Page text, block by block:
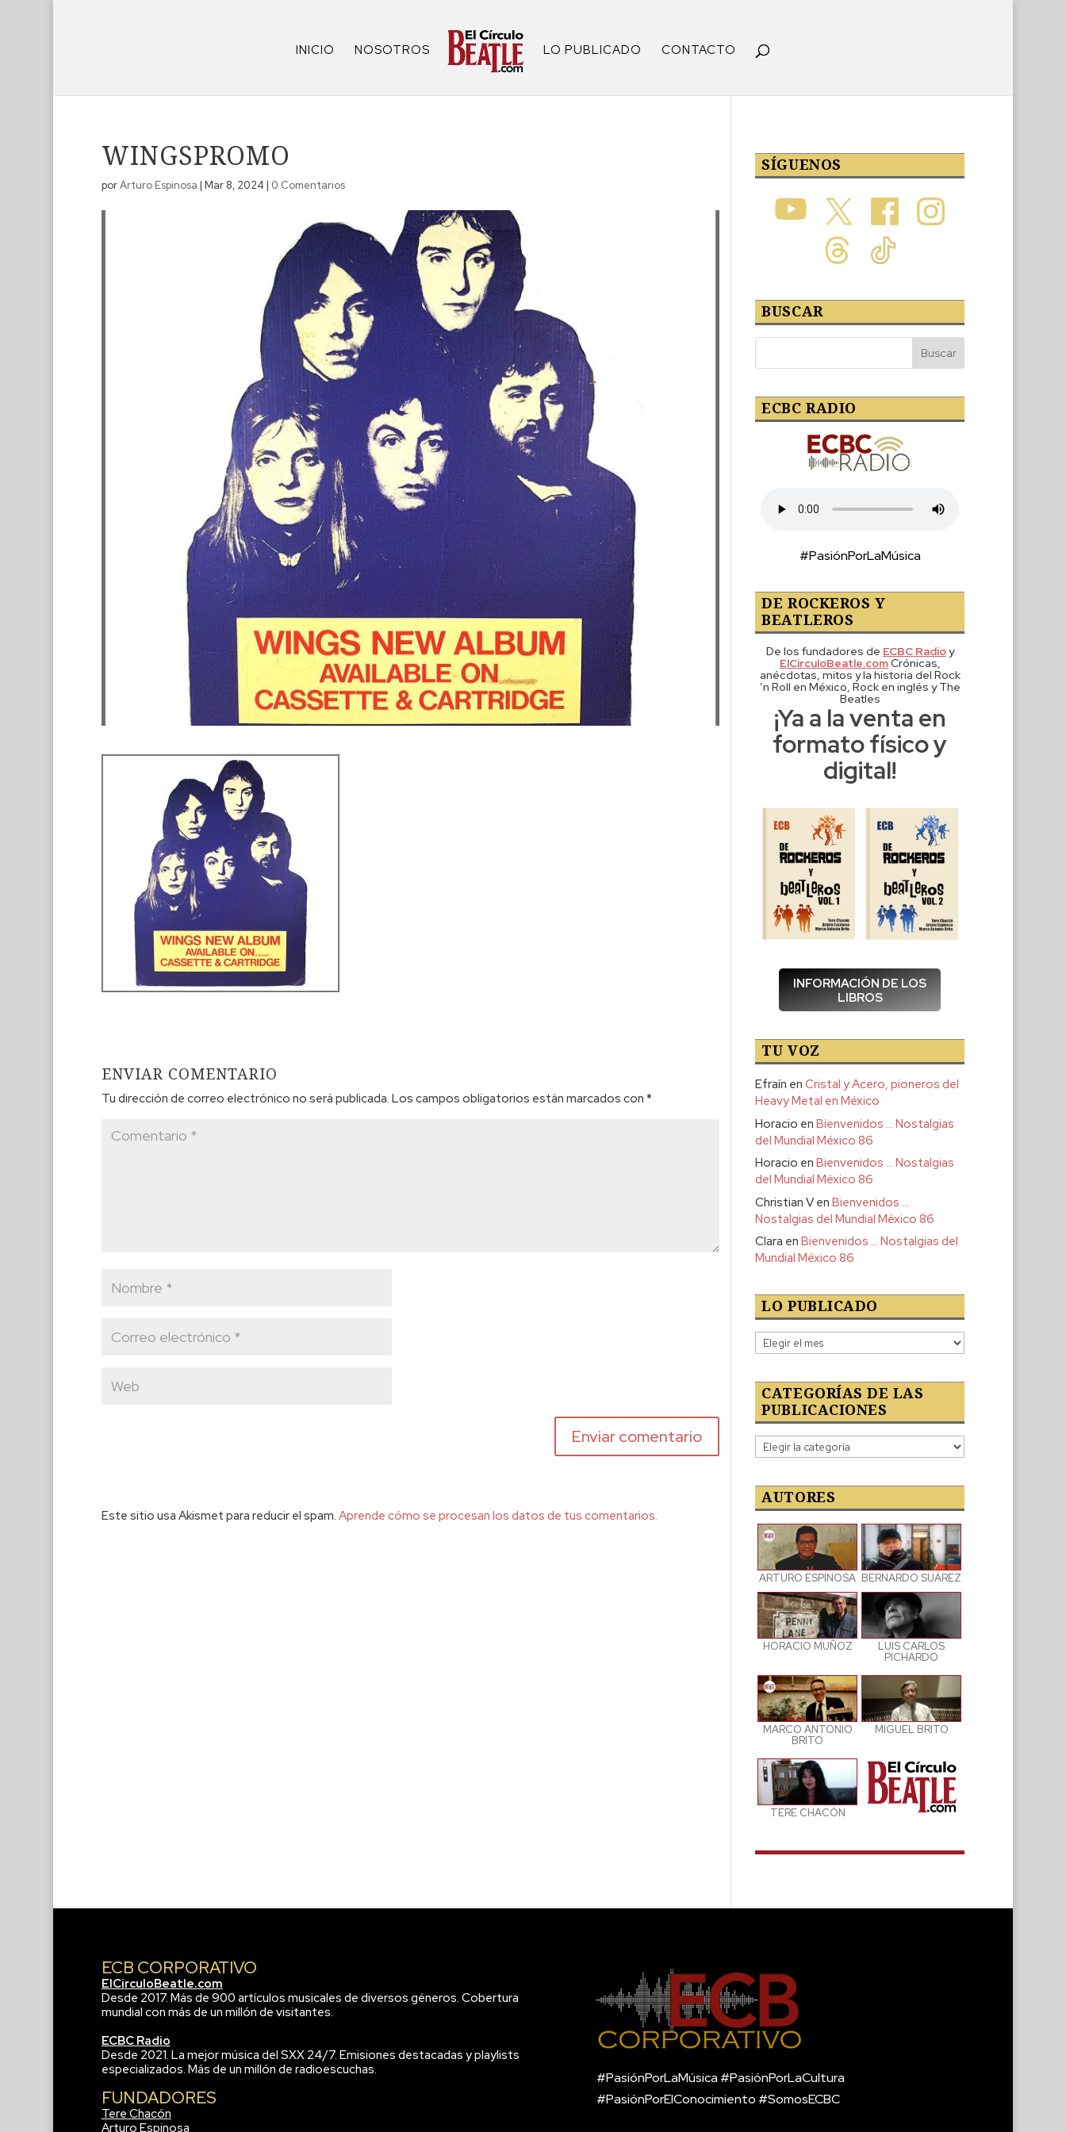
INICIO NOSOTROS LO PUBLICADO CONTACTO
WINGSPROMO
porArturo Espinosa | Mar 8, 2024 | 0 Comentarios
ENVIAR COMENTARIO
Tu dirección de correo electrónico no será publicada. Los campos obligatorios están marcados con *
Este sitio usa Akismet para reducir el spam. Aprende cómo se procesan los datos de tus comentarios.
SÍGUENOS
BUSCAR
ECBC RADIO
#PasiónPorLaMúsica
DE ROCKEROS Y
BEATLEROS
De los fundadores de ECBC Radioy
ElCirculoBeatle.comCrónicas,
anécdotas, mitos y la historia del Rock
‘n Roll en México, Rock en inglés y The
Beatles
¡Ya a la venta en
formato físico y
digital!
INFORMACIÓN DE LOS
LIBROS
TU VOZ
Efraín enCristal y Acero, pioneros del
Heavy Metal en México
Horacio enBienvenidos … Nostalgias
del Mundial México 86
Horacio enBienvenidos … Nostalgias
del Mundial México 86
Christian VenBienvenidos …
Nostalgias del Mundial México 86
Clara enBienvenidos … Nostalgias del
Mundial México 86
LO PUBLICADO
Lo
publicado
CATEGORÍAS DE LAS
PUBLICACIONES
Categorías
de
publicaciones
AUTORES
ARTURO ESPINOSA BERNARDO SUÁREZ
HORACIO MUÑOZ
LUIS CARLOS
PICHARDO
MARCO ANTONIO
BRITO
MIGUEL BRITO
TERE CHACÓN
ECB CORPORATIVO
ElCirculoBeatle.com
Desde 2017. Más de 900 artículos musicales de diversos géneros. Cobertura
mundial con más de un millón de visitantes.
ECBC Radio
Desde 2021. La mejor música del SXX 24/7. Emisiones destacadas y playlists
especializados. Más de un millón de radioescuchas.
FUNDADORES
Tere Chacón
Arturo Espinosa
#PasiónPorLaMúsica #PasiónPorLaCultura
#PasiónPorElConocimiento #SomosECBC